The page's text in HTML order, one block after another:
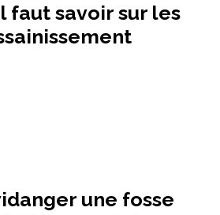
faut savoir sur les
une fosse